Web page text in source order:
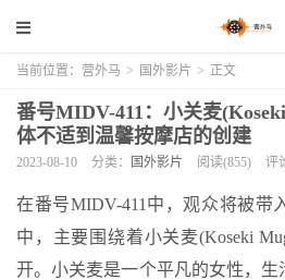
当前位置： 营外马 > 国外影片 > 正文
番号MIDV-411：小关麦
体不适到温馨按摩店的创建
2023-08-10 分类： 国外影片 阅读(855) 评
在番号MIDV-411中，观众将被带
中，主要围绕着小关麦(Koseki
开。小关麦是一个平凡的女性，